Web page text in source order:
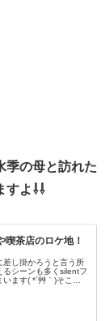
季の母と訪れた
すよ⇩⇩
茶店のロケ地！
差し掛かろうと言う所
るシーンも多くsilentフ
ます( *´艸｀)そこで